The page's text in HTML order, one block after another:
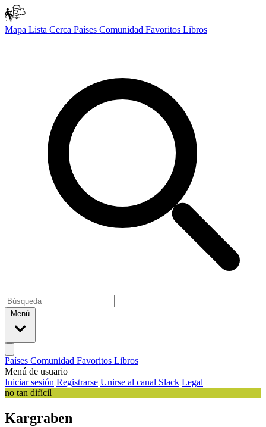
Mapa Lista Cerca Países Comunidad Favoritos Libros
Menú
Países Comunidad Favoritos Libros
Menú de usuario
Iniciar sesión Registrarse Unirse al canal Slack Legal
no tan difícil
Kargraben